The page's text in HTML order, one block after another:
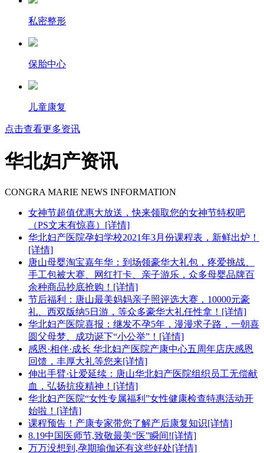
私密整形
保胎中心
儿童康复
点击查看更多资讯
华北妇产资讯
CONGRA MARIE NEWS INFORMATION
女神节超值优惠大放送，快来领取您的女神节特权吧
（PS文末有惊喜） [详情]
华北妇产医院孕妇学校2021年3月份课程表，新鲜出炉！
[详情]
唐山母婴淘宝嘉年华：到场领豪华大礼包，疼爱挑战、
手工包被大赛、网红打卡、亲子游乐，众多母婴品牌百
余种商品抄底抢购！ [详情]
节后福利：唐山最美妈妈亲子照评选大赛，10000元豪
礼、西双版纳5日游，等众多豪华大礼任性拿！ [详情]
华北妇产医院喜报：继发不孕5年，漫漫求子路，一朝喜
圆父母梦、成功诞下“小公举”！ [详情]
感恩·相伴·成长 华北妇产医院产康中心五周年店庆感恩
回馈，丰厚大礼等您来[详情]
伸出手臂·让爱延续：唐山华北妇产医院组织员工无偿献
血，弘扬抗疫精神！ [详情]
华北妇产医院“女性专属福利”女性健康检查特惠活动开
始啦！ [详情]
课程预告！产康专家带您了解产后康复知识[详情]
8.19中国医师节,致敬最美“医”瞬间![详情]
万万没想到,孕期瑜伽还有这些好处[详情]